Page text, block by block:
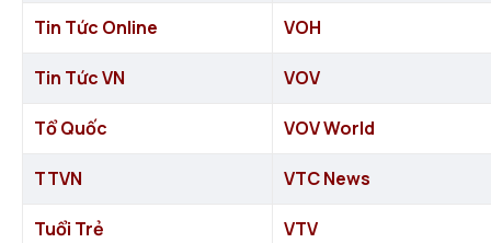
Tin Tức Online VOH
Tin Tức VN VOV
Tổ Quốc VOV World
TTVN VTC News
Tuổi Trẻ VTV